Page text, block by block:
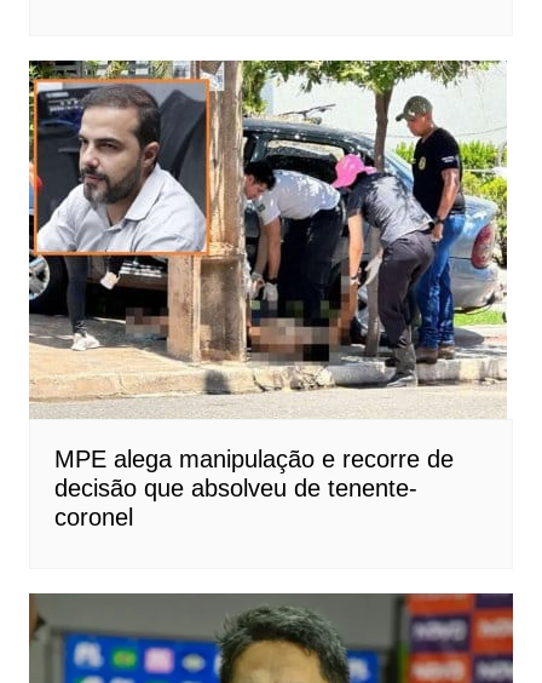
MPE alega manipulação e recorre de
decisão que absolveu de tenente-
coronel